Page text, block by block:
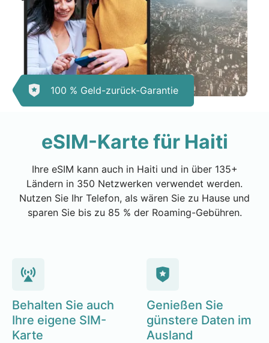
100 % Geld-zurück-Garantie
eSIM-Karte für Haiti
Ihre eSIM kann auch in Haiti und in über 135+
Ländern in 350 Netzwerken verwendet werden.
Nutzen Sie Ihr Telefon, als wären Sie zu Hause und
sparen Sie bis zu 85 % der Roaming-Gebühren.
Behalten Sie auch
Ihre eigene SIM-
Karte
Genießen Sie
günstere Daten im
Ausland